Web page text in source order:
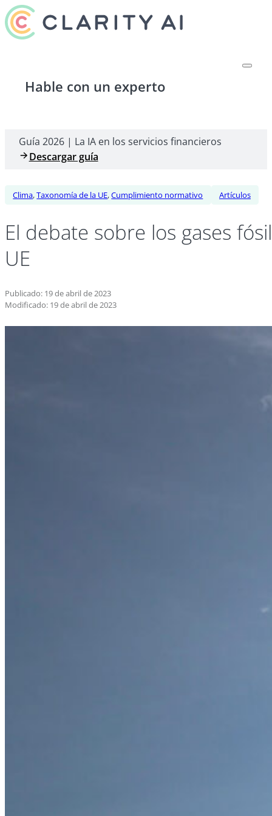
Hable con un experto
Guía 2026 | La IA en los servicios financieros
Descargar guía
Clima,Taxonomía de la UE,Cumplimiento normativo Artículos
El debate sobre los gases
UE
Publicado: 19 de abril de 2023
Modificado: 19 de abril de 2023